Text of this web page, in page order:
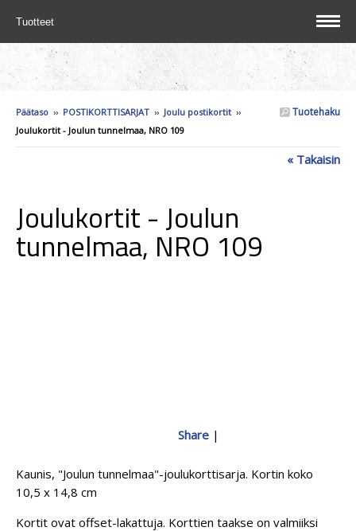
Tuotteet
Tuotehaku
Päätaso ›› POSTIKORTTISARJAT ›› Joulu postikortit››
Joulukortit - Joulun tunnelmaa, NRO 109
« Takaisin
Joulukortit - Joulun
tunnelmaa, NRO 109
Share |
Kaunis, "Joulun tunnelmaa"-joulukorttisarja. Kortin koko
10,5 x 14,8 cm
Kortit ovat offset-lakattuja. Korttien taakse on valmiiksi